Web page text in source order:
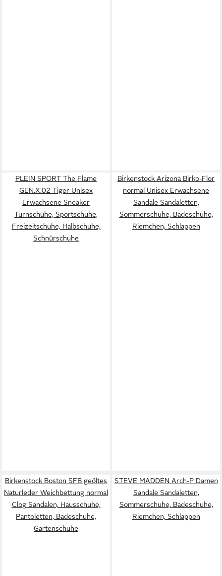
PLEIN SPORT The Flame
GEN.X.02 Tiger Unisex
Erwachsene Sneaker
Turnschuhe, Sportschuhe,
Freizeitschuhe, Halbschuhe,
Schnürschuhe
Birkenstock Arizona Birko-Flor
normal Unisex Erwachsene
Sandale Sandaletten,
Sommerschuhe, Badeschuhe,
Riemchen, Schlappen
Birkenstock Boston SFB geöltes
Naturleder Weichbettung normal
Clog Sandalen, Hausschuhe,
Pantoletten, Badeschuhe,
Gartenschuhe
STEVE MADDEN Arch-P Damen
Sandale Sandaletten,
Sommerschuhe, Badeschuhe,
Riemchen, Schlappen